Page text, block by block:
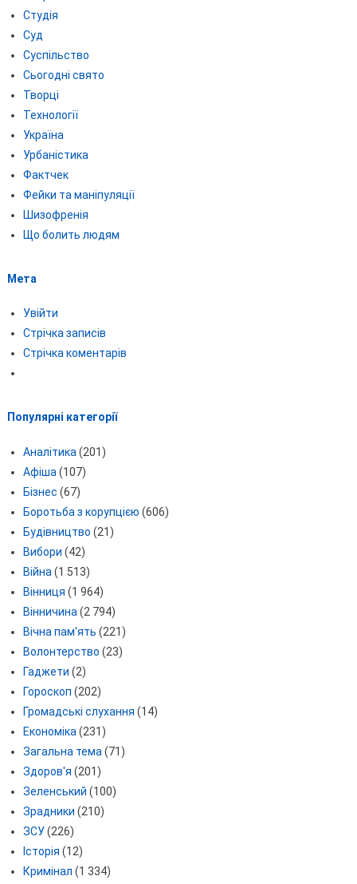
Студія
Суд
Суспільство
Сьогодні свято
Творці
Технології
Україна
Урбаністика
Фактчек
Фейки та маніпуляції
Шизофренія
Що болить людям
Мета
Увійти
Стрічка записів
Стрічка коментарів
Популярні категорії
Аналітика (201)
Афіша (107)
Бізнес (67)
Боротьба з корупцією (606)
Будівництво (21)
Вибори (42)
Війна (1 513)
Вінниця (1 964)
Вінничина (2 794)
Вічна пам'ять (221)
Волонтерство (23)
Гаджети (2)
Гороскоп (202)
Громадські слухання (14)
Економіка (231)
Загальна тема (71)
Здоров'я (201)
Зеленський (100)
Зрадники (210)
ЗСУ(226)
Історія (12)
Кримінал (1 334)